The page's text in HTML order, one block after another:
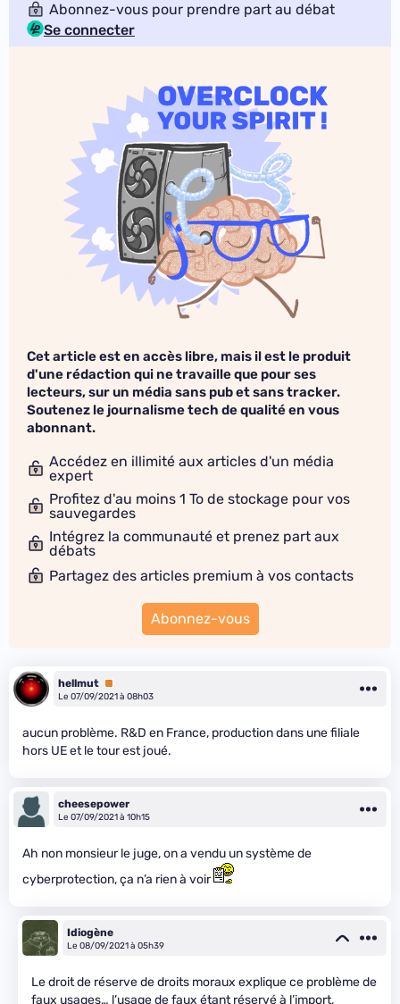
Abonnez-vous pour prendre part au débat
Se connecter
Cet article est en accès libre, mais il est le produit
d'une rédaction qui ne travaille que pour ses
lecteurs, sur un média sans pub et sans tracker.
Soutenez le journalisme tech de qualité en vous
abonnant.
Accédez en illimité aux articles d'un média
expert
Profitez d'au moins 1 To de stockage pour vos
sauvegardes
Intégrez la communauté et prenez part aux
débats
Partagez des articles premium à vos contacts
Abonnez-vous
hellmut Premium
Le 07/09/2021 à 08h03
aucun problème. R&D en France, production dans une filiale
hors UE et le tour est joué.
cheesepower
Le 07/09/2021 à 10h15
Ah non monsieur le juge, on a vendu un système de
cyberprotection, ça n’a rien à voir
Idiogène
Le 08/09/2021 à 05h39
Le droit de réserve de droits moraux explique ce problème de
faux usages… l’usage de faux étant réservé à l’import,